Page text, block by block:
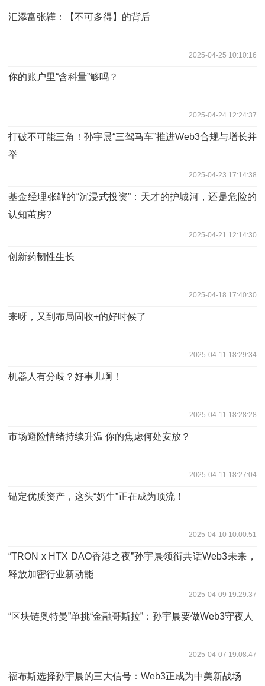
汇添富张韡：【不可多得】的背后
2025-04-25 10:10:16
你的账户里“含科量”够吗？
2025-04-24 12:24:37
打破不可能三角！孙宇晨“三驾马车”推进Web3合规与增长并
举
2025-04-23 17:14:38
基金经理张韡的“沉浸式投资”：天才的护城河，还是危险的
认知茧房?
2025-04-21 12:14:30
创新药韧性生长
2025-04-18 17:40:30
来呀，又到布局固收+的好时候了
2025-04-11 18:29:34
机器人有分歧？好事儿啊！
2025-04-11 18:28:28
市场避险情绪持续升温 你的焦虑何处安放？
2025-04-11 18:27:04
锚定优质资产，这头“奶牛”正在成为顶流！
2025-04-10 10:00:51
“TRON x HTX DAO香港之夜”孙宇晨领衔共话Web3未来，
释放加密行业新动能
2025-04-09 19:29:37
“区块链奥特曼”单挑“金融哥斯拉”：孙宇晨要做Web3守夜人
2025-04-07 19:08:47
福布斯选择孙宇晨的三大信号：Web3正成为中美新战场